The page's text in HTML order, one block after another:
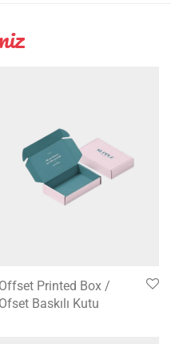
Offset Printed Box /
Ofset Baskılı Kutu